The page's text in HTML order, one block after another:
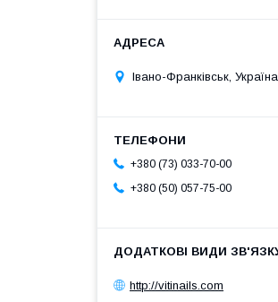
Івано-Франківськ, Україна
+380 (73) 033-70-00
+380 (50) 057-75-00
http://vitinails.com